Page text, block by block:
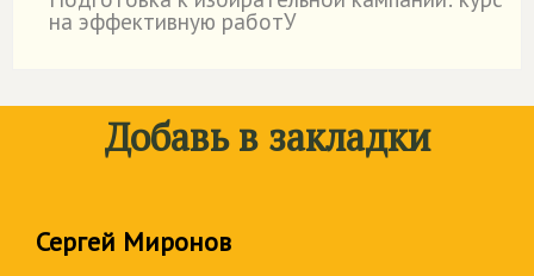
на эффективную работУ
Добавь в закладки
Сергей Миронов